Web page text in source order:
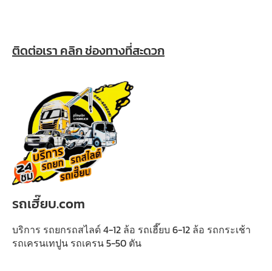
ติดต่อเรา คลิก ช่องทางที่สะดวก
รถเฮี๊ยบ.com
บริการ รถยกรถสไลด์ 4-12 ล้อ รถเฮี๊ยบ 6-12 ล้อ รถกระเช้า
รถเครนเทปูน รถเครน 5-50 ตัน